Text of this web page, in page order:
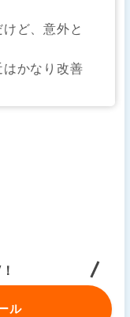
ど、意外と
かなり改善
ル